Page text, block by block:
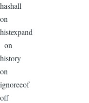
hashall
on
histexpand
on
history
on
ignoreeof
off